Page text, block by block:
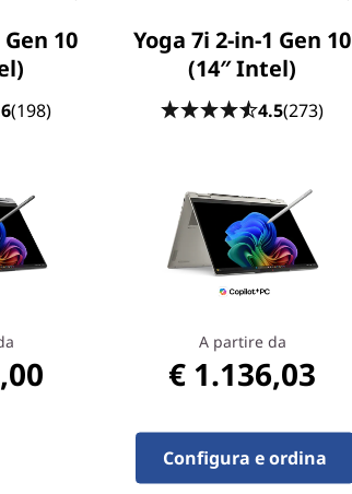
2-in-1 convertibile è
con combinazione di
la massima comodità di
passaggio dalla modalità
per il lavoro e per il
10
(198)
Yoga 7i 2-in-1 Gen 10
(14″ Intel)
4.5(273)
A partire da
€ 1.136,03
Configura e ordina